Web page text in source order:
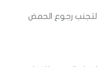
لتجنب رجوع الحمض